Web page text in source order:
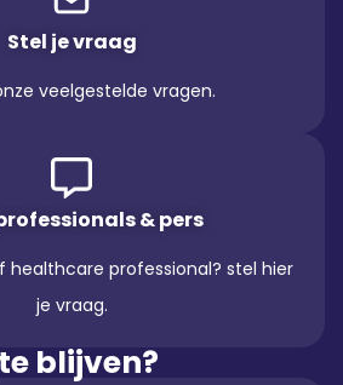
Stel je vraag
veelgestelde vragen.
& pers
healthcare professional? stel hier
je vraag.
blijven?